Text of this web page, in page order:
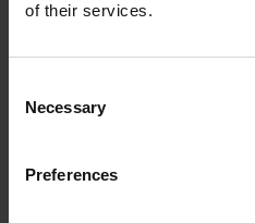
of their services.
Selection
Necessary
Preferences